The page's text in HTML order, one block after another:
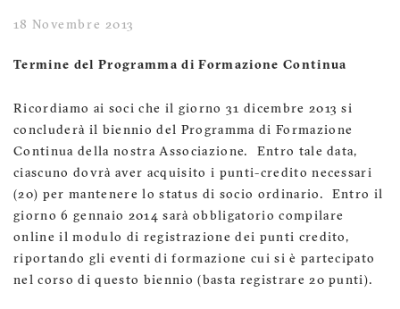
18 Novembre 2013
Termine del Programma di Formazione Continua
Ricordiamo ai soci che il giorno 31 dicembre 2013 si
concluderà il biennio del Programma di Formazione
Continua della nostra Associazione. Entro tale data,
ciascuno dovrà aver acquisito i punti-credito necessari
(20) per mantenere lo status di socio ordinario. Entro il
giorno 6 gennaio 2014 sarà obbligatorio compilare
online il modulo di registrazione dei punti credito,
riportando gli eventi di formazione cui si è partecipato
nel corso di questo biennio (basta registrare 20 punti).